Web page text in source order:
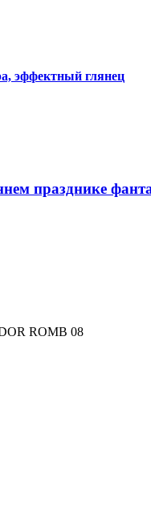
эффектный глянец
празднике
ROMB 08